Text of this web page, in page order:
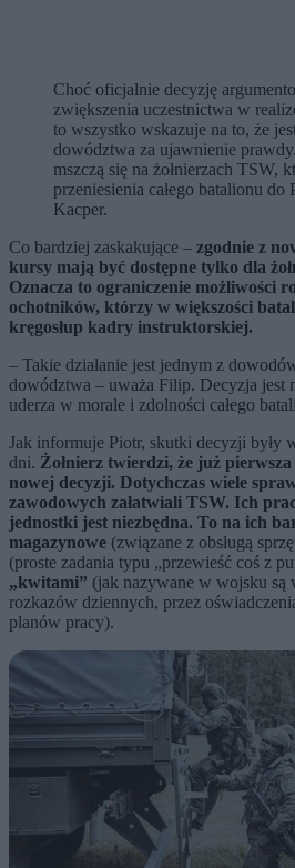
Choć oficjalnie decyzję
zwiększenia uczestnictwa w
to wszystko wskazuje na to, że
dowództwa za ujawnienie
mszczą się na żołnierzach TSW,
przeniesienia całego batalionu do
Kacper.
Co bardziej zaskakujące – zgodnie z
kursy mają być dostępne tylko dla
Oznacza to ograniczenie możliwości
ochotników, którzy w większości
kręgosłup kadry instruktorskiej.
– Takie działanie jest jednym z
dowództwa – uważa Filip. Decyzja jest
uderza w morale i zdolności całego
Jak informuje Piotr, skutki decyzji były
dni. Żołnierz twierdzi, że już
nowej decyzji. Dotychczas wiele
zawodowych załatwiali TSW. Ich
jednostki jest niezbędna. To na ich
magazynowe (związane z obsługą
(proste zadania typu „przewieść coś z
„kwitami” (jak nazywane w wojsku są
rozkazów dziennych, przez
planów pracy).